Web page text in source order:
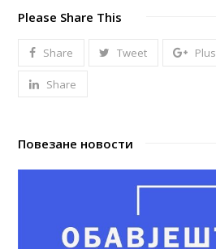
Please Share This
Share Tweet
Share
Повезане новости